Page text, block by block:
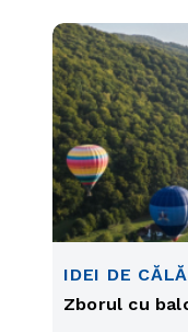
IDEI DE
Zborul cu